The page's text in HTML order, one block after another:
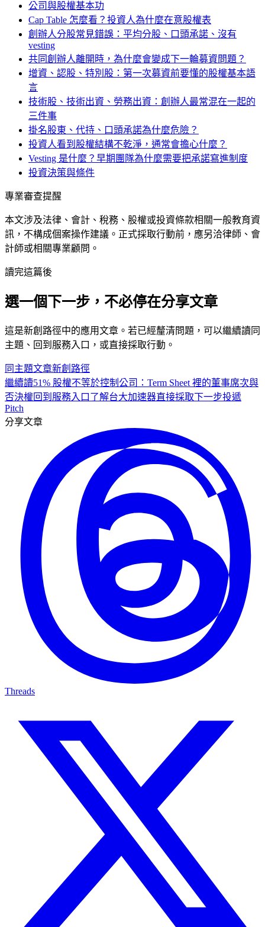
公司與股權基本功
Cap Table 怎麼看？投資人為什麼在意股權表
創辦人分股常見錯誤：平均分股、口頭承諾、沒有
vesting
共同創辦人離開時，為什麼會變成下一輪募資問題？
增資、認股、特別股：第一次募資前要懂的股權基本語
言
技術股、技術出資、勞務出資：創辦人最常混在一起的
三件事
掛名股東、代持、口頭承諾為什麼危險？
投資人看到股權結構不乾淨，通常會擔心什麼？
Vesting 是什麼？早期團隊為什麼需要把承諾寫進制度
投資決策與條件
專業審查提醒
本文涉及法律、會計、稅務、股權或投資條款相關一般教育資
訊，不構成個案操作建議。正式採取行動前，應另洽律師、會
計師或相關專業顧問。
讀完這篇後
選一個下一步，不必停在分享文章
這是新創 路徑中的應用文章。若已經釐清問題，可以繼續讀同
主題、回到服務入口，或直接採取行動。
同主題文章新創 路徑
繼續讀51% 股權不等於控制公司：Term Sheet 裡的董事席次與
否決權回到服務入口 了解台大加速器直接採取下一步投遞
Pitch
分享文章
Threads